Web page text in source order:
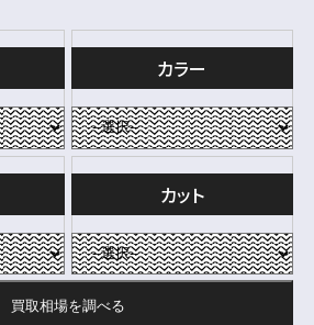
カラー
カット
買取相場を調べる